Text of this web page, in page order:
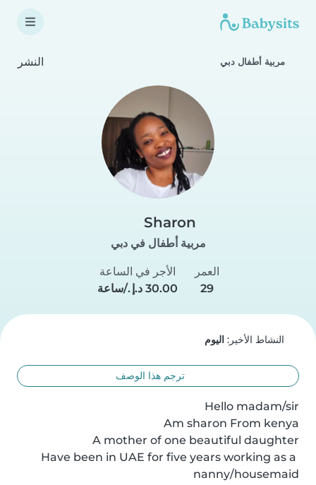
مربية أطفال دبي النشر
Sharon
مربية أطفال في دبي
العمر
29
الأجر في الساعة
النشاط الأخير: اليوم
ترجم هذا الوصف
Have been in UAE for five years working as a